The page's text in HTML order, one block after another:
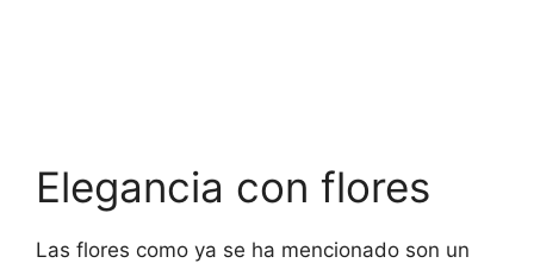
Elegancia con flores
Las flores como ya se ha mencionado son un